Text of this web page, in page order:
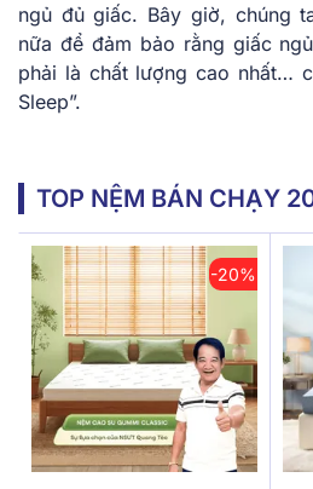
ngủ đủ giấc. Bây giờ, chúng
nữa để đảm bảo rằng giấc
phải là chất lượng cao nhất…
Sleep”.
TOP NỆM BÁN CHẠY
-20%